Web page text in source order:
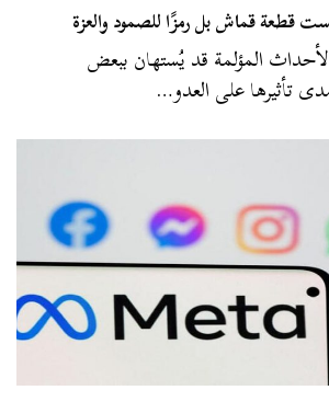
قطعة قماش بل رمزًا للصمود والعزة
المؤلمة قد يُستهان ببعض
تأثيرها على العدو…